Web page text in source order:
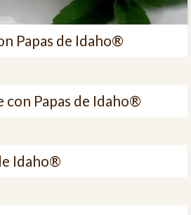
Papas de Idaho®
con Papas de Idaho®
Idaho®